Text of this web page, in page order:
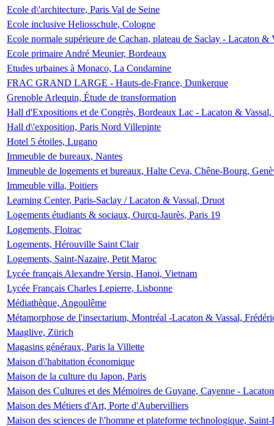
Ecole d\'architecture, Paris Val de Seine
Ecole inclusive Heliosschule, Cologne
Ecole normale supérieure de Cachan, plateau de Saclay - Lacaton &
Ecole primaire André Meunier, Bordeaux
Etudes urbaines à Monaco, La Condamine
FRAC GRAND LARGE - Hauts-de-France, Dunkerque
Grenoble Arlequin, Étude de transformation
Hall d'Expositions et de Congrès, Bordeaux Lac - Lacaton &
Hall d\'exposition, Paris Nord Villepinte
Hotel 5 étoiles, Lugano
Immeuble de bureaux, Nantes
Immeuble de logements et bureaux, Halte Ceva, Chêne-Bourg,
Immeuble villa, Poitiers
Learning Center, Paris-Saclay / Lacaton & Vassal, Druot
Logements étudiants & sociaux, Ourcq-Jaurès, Paris 19
Logements, Floirac
Logements, Hérouville Saint Clair
Logements, Saint-Nazaire, Petit Maroc
Lycée français Alexandre Yersin, Hanoi, Vietnam
Lycée Français Charles Lepierre, Lisbonne
Médiathèque, Angoulême
Métamorphose de l'insectarium, Montréal -Lacaton & Vassal,
Maaglive, Zürich
Magasins généraux, Paris la Villette
Maison d\'habitation économique
Maison de la culture du Japon, Paris
Maison des Cultures et des Mémoires de Guyane, Cayenne -
Maison des Métiers d'Art, Porte d'Aubervilliers
Maison des sciences de l\'homme et plateforme technologique,